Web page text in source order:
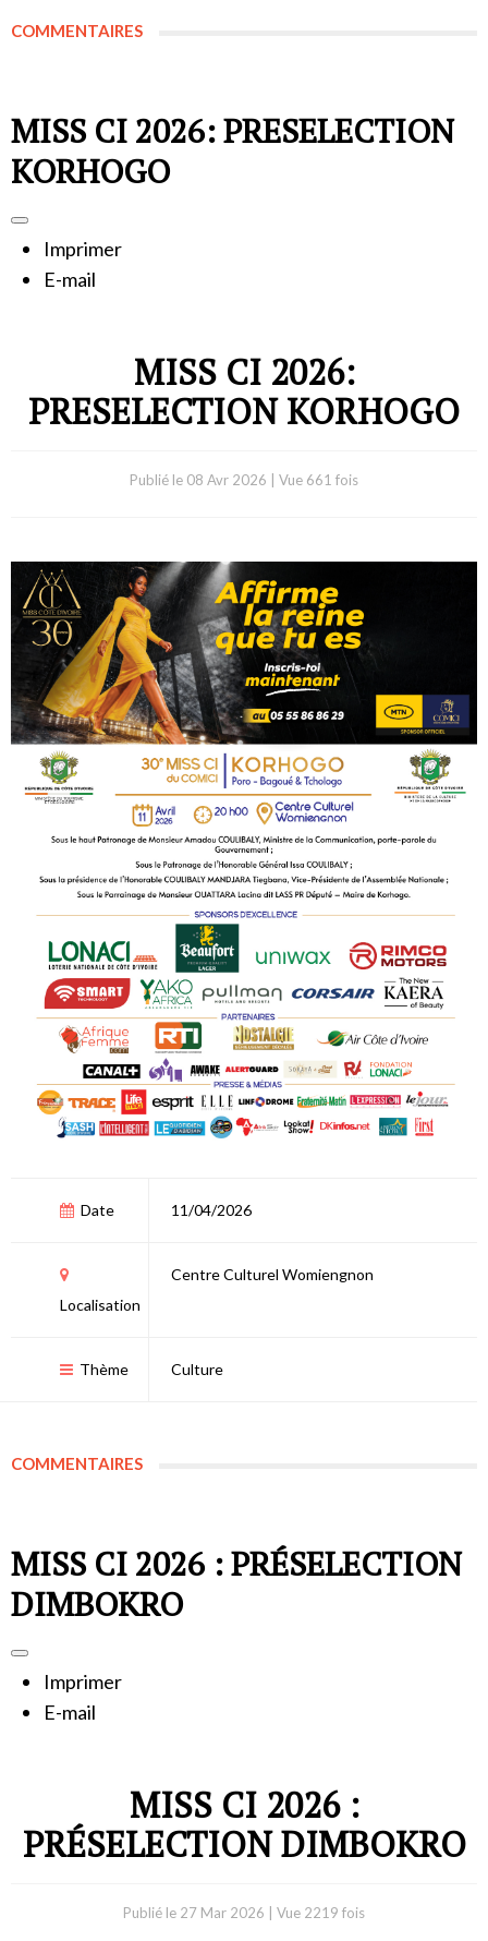
COMMENTAIRES
MISS CI 2026: PRESELECTION
KORHOGO
Imprimer
E-mail
MISS CI 2026:
PRESELECTION KORHOGO
Publié le 08 Avr 2026 Vue 661 fois
Date 11/04/2026
Localisation
Centre Culturel Womiengnon
Thème Culture
COMMENTAIRES
MISS CI 2026 : PRÉSELECTION
DIMBOKRO
Imprimer
E-mail
MISS CI 2026 :
PRÉSELECTION DIMBOKRO
Publié le 27 Mar 2026 Vue 2219 fois